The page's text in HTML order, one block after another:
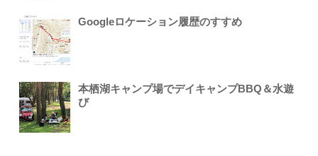
Googleロケーション履歴のすすめ
本栖湖キャンプ場でデイキャンプBBQ＆水遊
び